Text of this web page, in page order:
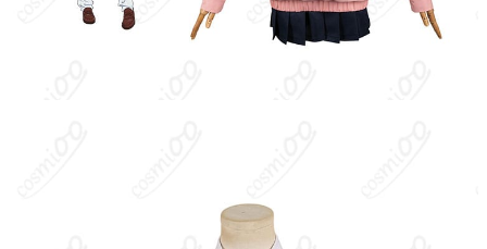
着用シーン
コスプレイベント、写真撮影、舞台、公
演、ハロウィン、アニメコン、パーティー
『ダンダダン』は龍幸伸によるオカルト×SFアクション。幽霊を信